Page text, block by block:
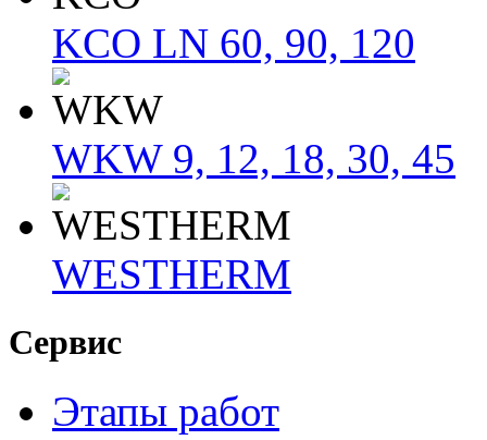
KCO LN 60, 90, 120
WKW 9, 12, 18, 30, 45
WESTHERM
Сервис
Этапы работ